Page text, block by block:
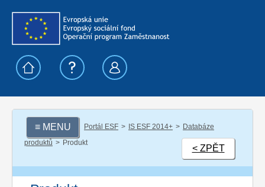
≡ MENU Portál ESF IS ESF 2014+
Databáze
produktů
Produkt
< ZPĚT